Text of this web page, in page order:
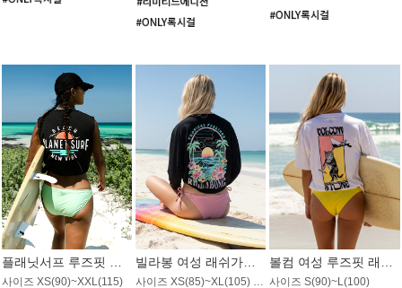
사이즈 XS(90)~XXL(115) 사이즈 XS(85)~XL(105) / 오버핏 사이즈 S(90)~L(100)